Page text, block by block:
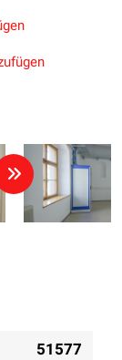
51577